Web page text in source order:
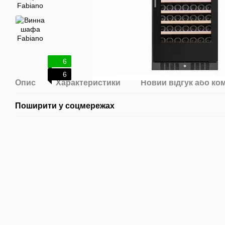
6
6
Опис Характеристики Новий відгук або
Поширити у соцмережах